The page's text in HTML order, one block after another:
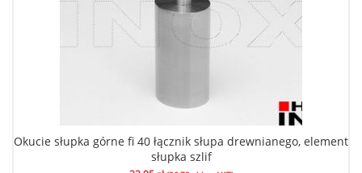
Okucie słupka górne fi 40 łącznik słupa drewnianego, element
słupka szlif